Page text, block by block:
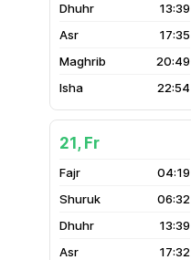
13:39
17:35
20:49
22:54
21, Fr
04:19
06:32
13:39
17:32